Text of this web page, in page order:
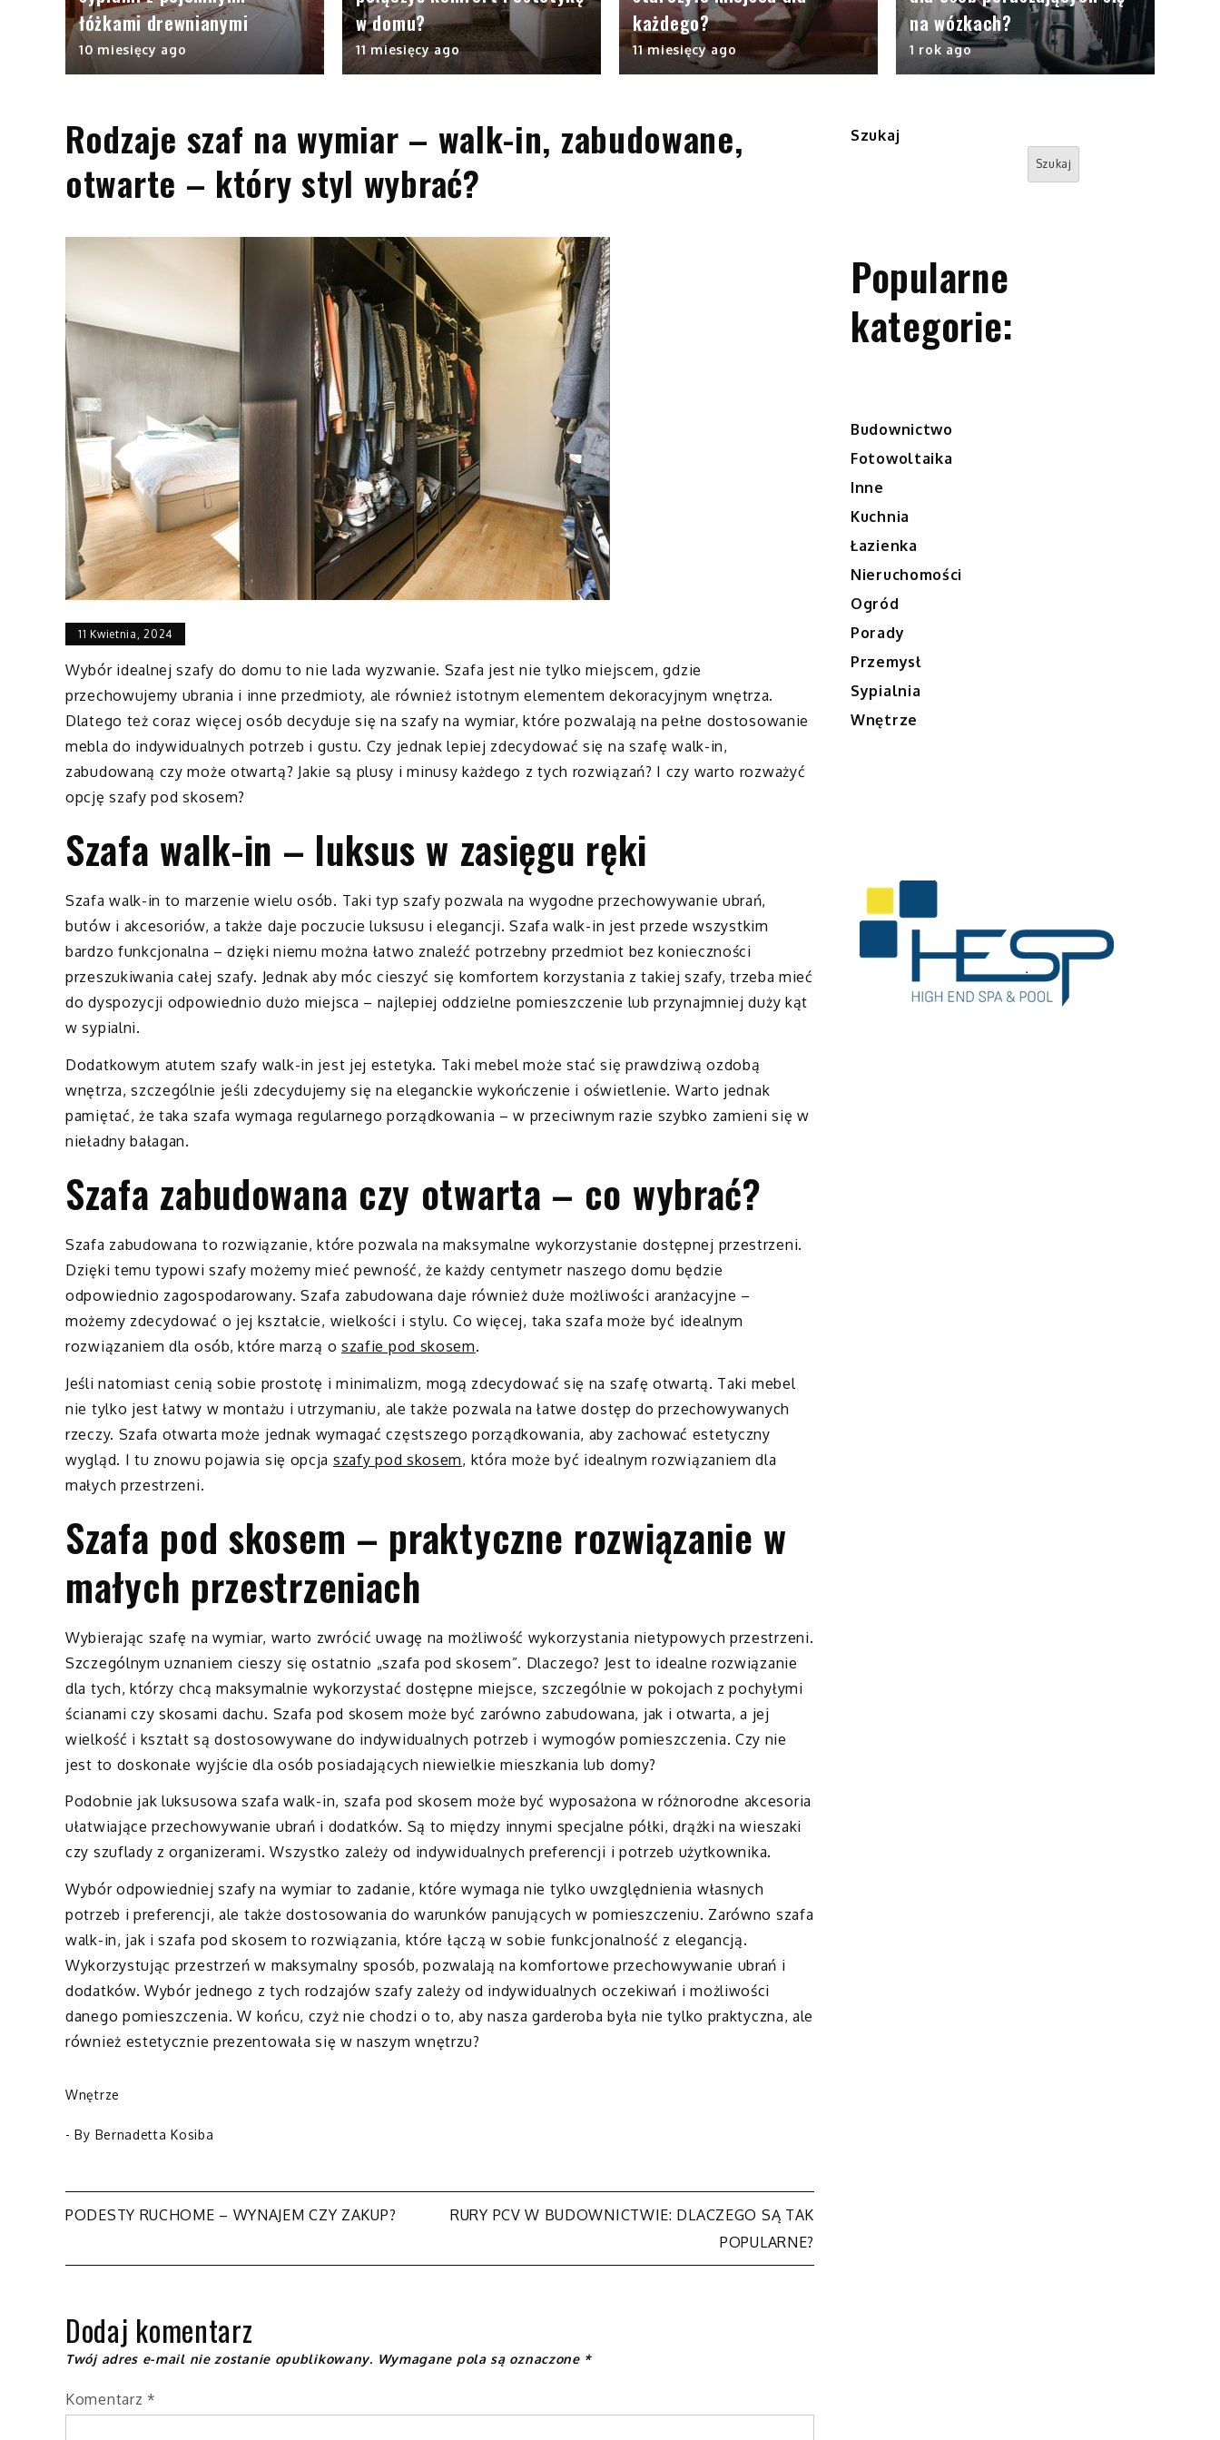
łóżkami drewnianymi
10 miesięcy ago
w domu?
11 miesięcy ago
każdego?
11 miesięcy ago
na wózkach?
1 rok ago
Rodzaje szaf na wymiar – walk-in, zabudowane,
otwarte – który styl wybrać?
11 Kwietnia, 2024
Wybór idealnej szafy do domu to nie lada wyzwanie. Szafa jest nie tylko miejscem, gdzie
przechowujemy ubrania i inne przedmioty, ale również istotnym elementem dekoracyjnym wnętrza.
Dlatego też coraz więcej osób decyduje się na szafy na wymiar, które pozwalają na pełne dostosowanie
mebla do indywidualnych potrzeb i gustu. Czy jednak lepiej zdecydować się na szafę walk-in,
zabudowaną czy może otwartą? Jakie są plusy i minusy każdego z tych rozwiązań? I czy warto rozważyć
opcję szafy pod skosem?
Szafa walk-in – luksus w zasięgu ręki
Szafa walk-in to marzenie wielu osób. Taki typ szafy pozwala na wygodne przechowywanie ubrań,
butów i akcesoriów, a także daje poczucie luksusu i elegancji. Szafa walk-in jest przede wszystkim
bardzo funkcjonalna – dzięki niemu można łatwo znaleźć potrzebny przedmiot bez konieczności
przeszukiwania całej szafy. Jednak aby móc cieszyć się komfortem korzystania z takiej szafy, trzeba mieć
do dyspozycji odpowiednio dużo miejsca – najlepiej oddzielne pomieszczenie lub przynajmniej duży kąt
w sypialni.
Dodatkowym atutem szafy walk-in jest jej estetyka. Taki mebel może stać się prawdziwą ozdobą
wnętrza, szczególnie jeśli zdecydujemy się na eleganckie wykończenie i oświetlenie. Warto jednak
pamiętać, że taka szafa wymaga regularnego porządkowania – w przeciwnym razie szybko zamieni się w
nieładny bałagan.
Szafa zabudowana czy otwarta – co wybrać?
Szafa zabudowana to rozwiązanie, które pozwala na maksymalne wykorzystanie dostępnej przestrzeni.
Dzięki temu typowi szafy możemy mieć pewność, że każdy centymetr naszego domu będzie
odpowiednio zagospodarowany. Szafa zabudowana daje również duże możliwości aranżacyjne –
możemy zdecydować o jej kształcie, wielkości i stylu. Co więcej, taka szafa może być idealnym
rozwiązaniem dla osób, które marzą o szafie pod skosem.
Jeśli natomiast cenią sobie prostotę i minimalizm, mogą zdecydować się na szafę otwartą. Taki mebel
nie tylko jest łatwy w montażu i utrzymaniu, ale także pozwala na łatwe dostęp do przechowywanych
rzeczy. Szafa otwarta może jednak wymagać częstszego porządkowania, aby zachować estetyczny
wygląd. I tu znowu pojawia się opcja szafy pod skosem, która może być idealnym rozwiązaniem dla
małych przestrzeni.
Szafa pod skosem – praktyczne rozwiązanie w
małych przestrzeniach
Wybierając szafę na wymiar, warto zwrócić uwagę na możliwość wykorzystania nietypowych przestrzeni.
Szczególnym uznaniem cieszy się ostatnio „szafa pod skosem”. Dlaczego? Jest to idealne rozwiązanie
dla tych, którzy chcą maksymalnie wykorzystać dostępne miejsce, szczególnie w pokojach z pochyłymi
ścianami czy skosami dachu. Szafa pod skosem może być zarówno zabudowana, jak i otwarta, a jej
wielkość i kształt są dostosowywane do indywidualnych potrzeb i wymogów pomieszczenia. Czy nie
jest to doskonałe wyjście dla osób posiadających niewielkie mieszkania lub domy?
Podobnie jak luksusowa szafa walk-in, szafa pod skosem może być wyposażona w różnorodne akcesoria
ułatwiające przechowywanie ubrań i dodatków. Są to między innymi specjalne półki, drążki na wieszaki
czy szuflady z organizerami. Wszystko zależy od indywidualnych preferencji i potrzeb użytkownika.
Wybór odpowiedniej szafy na wymiar to zadanie, które wymaga nie tylko uwzględnienia własnych
potrzeb i preferencji, ale także dostosowania do warunków panujących w pomieszczeniu. Zarówno szafa
walk-in, jak i szafa pod skosem to rozwiązania, które łączą w sobie funkcjonalność z elegancją.
Wykorzystując przestrzeń w maksymalny sposób, pozwalają na komfortowe przechowywanie ubrań i
dodatków. Wybór jednego z tych rodzajów szafy zależy od indywidualnych oczekiwań i możliwości
danego pomieszczenia. W końcu, czyż nie chodzi o to, aby nasza garderoba była nie tylko praktyczna, ale
również estetycznie prezentowała się w naszym wnętrzu?
Wnętrze
- By Bernadetta Kosiba
Nawigacja
wpisu
PODESTY RUCHOME – WYNAJEM CZY ZAKUP?
RURY PCV W BUDOWNICTWIE: DLACZEGO SĄ TAK
POPULARNE?
Dodaj komentarz
Twój adres e-mail nie zostanie opublikowany. Wymagane pola są oznaczone *
Komentarz *
Szukaj
Szukaj
Popularne
kategorie:
Budownictwo
Fotowoltaika
Inne
Kuchnia
Łazienka
Nieruchomości
Ogród
Porady
Przemysł
Sypialnia
Wnętrze